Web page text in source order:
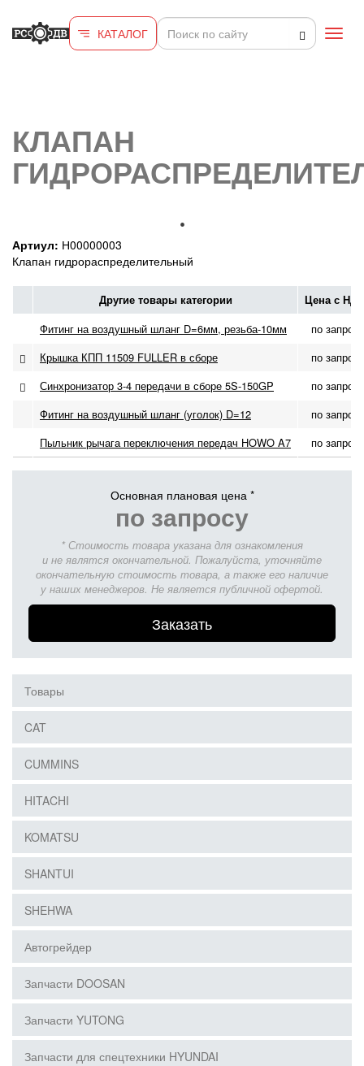
КАТАЛОГ
КЛАПАН
Артиул: Н00000003
Клапан гидрораспределительный
Другие товары категории Цена с НДС
Фитинг на воздушный шланг D=6мм, резьба-10мм
по запросу
Крышка КПП 11509 FULLER в сборе
по запросу
Синхронизатор 3-4 передачи в сборе 5S-150GP
по запросу
Фитинг на воздушный шланг (уголок) D=12
по запросу
Пыльник рычага переключения передач HOWO A7
по запросу
Основная плановая цена *
по запросу
* Стоимость товара указана для ознакомления
и не являтся окончательной. Пожалуйста, уточняйте
окончательную стоимость товара, а также его наличие
у наших менеджеров. Не является публичной офертой.
Заказать
Товары
CAT
CUMMINS
HITACHI
KOMATSU
SHANTUI
SHEHWA
Автогрейдер
Запчасти DOOSAN
Запчасти YUTONG
Запчасти для спецтехники HYUNDAI